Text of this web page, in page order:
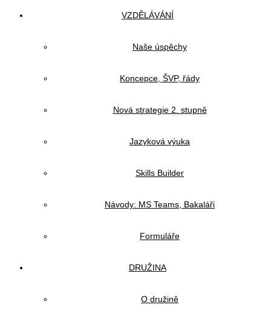
VZDĚLÁVÁNÍ
Naše úspěchy
Koncepce, ŠVP, řády
Nová strategie 2. stupně
Jazyková výuka
Skills Builder
Návody: MS Teams, Bakaláři
Formuláře
DRUŽINA
O družině